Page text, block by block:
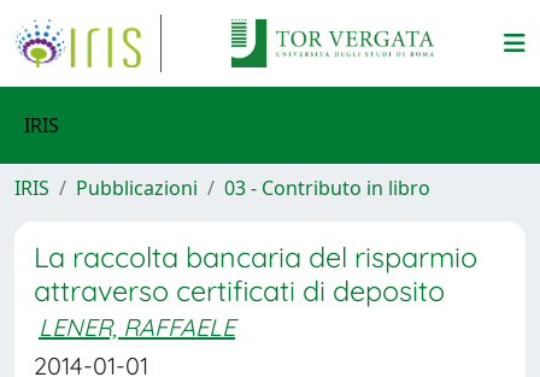
IRIS
IRIS Pubblicazioni 03 - Contributo in libro
La raccolta bancaria del risparmio
attraverso certificati di deposito
LENER, RAFFAELE
2014-01-01